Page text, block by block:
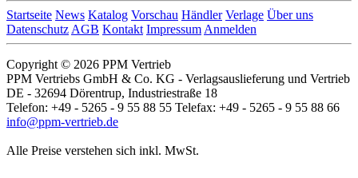
Startseite News Katalog Vorschau Händler Verlage Über uns
Datenschutz AGB Kontakt Impressum Anmelden
Copyright © 2026 PPM Vertrieb
PPM Vertriebs GmbH & Co. KG - Verlagsauslieferung und Vertrieb
DE - 32694 Dörentrup, Industriestraße 18
Telefon: +49 - 5265 - 9 55 88 55 Telefax: +49 - 5265 - 9 55 88 66
info@ppm-vertrieb.de
Alle Preise verstehen sich inkl. MwSt.